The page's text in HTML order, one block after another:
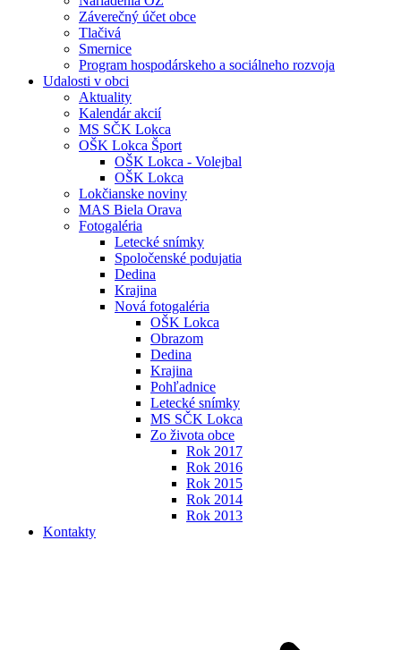
Záverečný účet obce
Tlačivá
Smernice
Program hospodárskeho a sociálneho rozvoja
Udalosti v obci
Aktuality
Kalendár akcií
MS SČK Lokca
OŠK Lokca Šport
OŠK Lokca - Volejbal
OŠK Lokca
Lokčianske noviny
MAS Biela Orava
Fotogaléria
Letecké snímky
Spoločenské podujatia
Dedina
Krajina
Nová fotogaléria
OŠK Lokca
Obrazom
Dedina
Krajina
Pohľadnice
Letecké snímky
MS SČK Lokca
Zo života obce
Rok 2017
Rok 2016
Rok 2015
Rok 2014
Rok 2013
Kontakty